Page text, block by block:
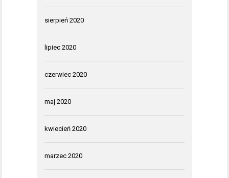
sierpień 2020
lipiec 2020
czerwiec 2020
maj 2020
kwiecień 2020
marzec 2020